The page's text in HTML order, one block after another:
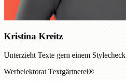
Kristina Kreitz
Unterzieht Texte gern einem Stylecheck
Werbelektorat Textgärtnerei®